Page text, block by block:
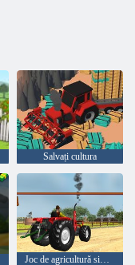
Salvați cultura
Joc de agricultură simulatoare de tractor